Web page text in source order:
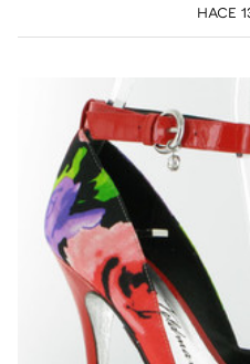
HACE